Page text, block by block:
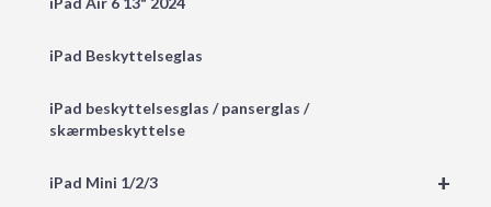
iPad Beskyttelseglas
iPad beskyttelsesglas / panserglas /
skærmbeskyttelse
+
iPad Mini 1/2/3